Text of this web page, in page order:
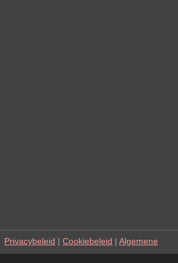
Privacybeleid | Cookiebeleid | Algemene